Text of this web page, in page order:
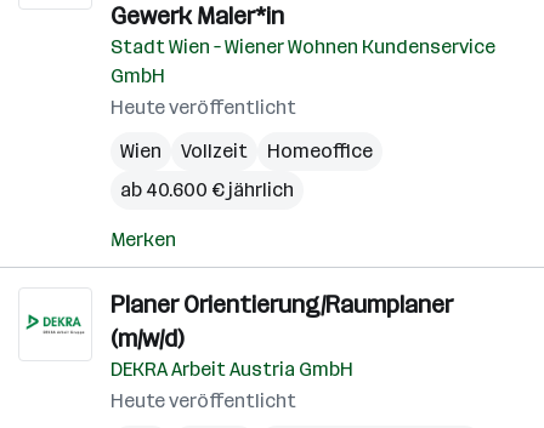
Gewerk Maler*in
Stadt Wien – Wiener Wohnen Kundenservice
GmbH
Heute veröffentlicht
Wien
Vollzeit
Homeoffice
ab 40.600 € jährlich
Merken
Planer Orientierung/Raumplaner
(m/w/d)
DEKRA Arbeit Austria GmbH
Heute veröffentlicht